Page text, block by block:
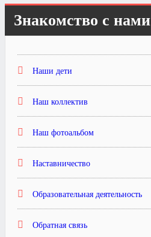
Знакомство с нами
Наши дети
Наш коллектив
Наш фотоальбом
Наставничество
Образовательная деятельность
Обратная связь